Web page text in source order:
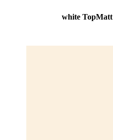
white